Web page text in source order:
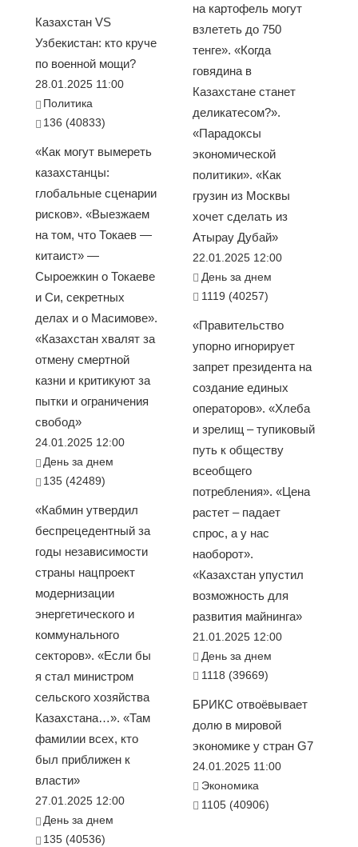
Казахстан VS
Узбекистан: кто круче
по военной мощи?
28.01.2025 11:00
Политика
136 (40833)
«Как могут вымереть
казахстанцы:
глобальные сценарии
рисков». «Выезжаем
на том, что Токаев —
китаист» —
Сыроежкин о Токаеве
и Си, секретных
делах и о Масимове».
«Казахстан хвалят за
отмену смертной
казни и критикуют за
пытки и ограничения
свобод»
24.01.2025 12:00
День за днем
135 (42489)
«Кабмин утвердил
беспрецедентный за
годы независимости
страны нацпроект
модернизации
энергетического и
коммунального
секторов». «Если бы
я стал министром
сельского хозяйства
Казахстана…». «Там
фамилии всех, кто
был приближен к
власти»
27.01.2025 12:00
День за днем
135 (40536)
на картофель могут
взлететь до 750
тенге». «Когда
говядина в
Казахстане станет
деликатесом?».
«Парадоксы
экономической
политики». «Как
грузин из Москвы
хочет сделать из
Атырау Дубай»
22.01.2025 12:00
День за днем
1119 (40257)
«Правительство
упорно игнорирует
запрет президента на
создание единых
операторов». «Хлеба
и зрелищ – тупиковый
путь к обществу
всеобщего
потребления». «Цена
растет – падает
спрос, а у нас
наоборот».
«Казахстан упустил
возможность для
развития майнинга»
21.01.2025 12:00
День за днем
1118 (39669)
БРИКС отвоёвывает
долю в мировой
экономике у стран G7
24.01.2025 11:00
Экономика
1105 (40906)